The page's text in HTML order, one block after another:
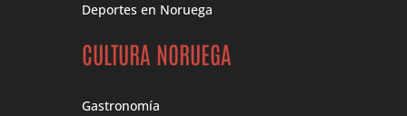
Deportes en Noruega
CULTURA NORUEGA
Gastronomía